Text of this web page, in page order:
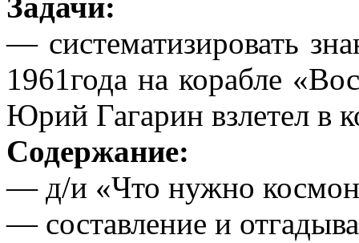
Задачи:
— систематизировать
1961года на корабле
Юрий Гагарин взлетел в
Содержание:
— д/и «Что нужно
— составление и